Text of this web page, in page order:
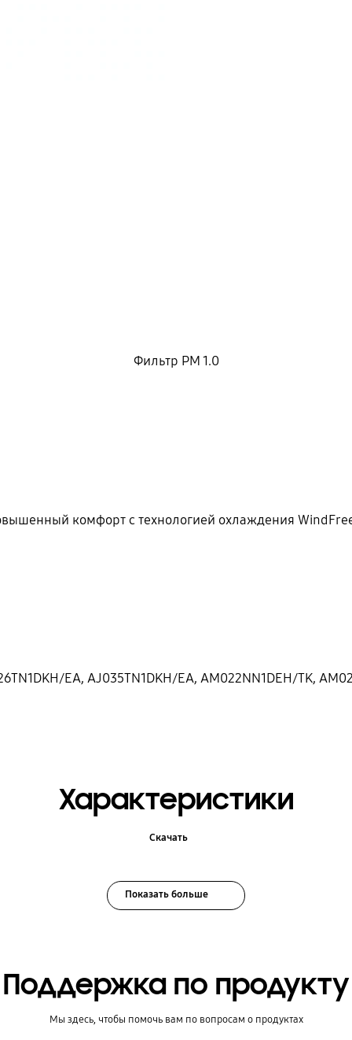
Фильтр PM 1.0
комфорт с технологией охлаждения
EA, AJ035TN1DKH/EA, AM022NN1DEH/TK,
Характеристики
Скачать
Показать больше
Поддержка по продукту
Мы здесь, чтобы помочь вам по вопросам о продуктах